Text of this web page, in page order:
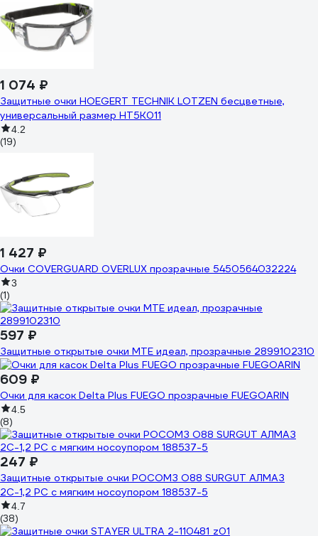
1 074 ₽
Защитные очки HOEGERT TECHNIK LOTZEN бесцветные,
универсальный размер HT5K011
4.2
(19)
1 427 ₽
Очки COVERGUARD OVERLUX прозрачные 5450564032224
3
(1)
597 ₽
Защитные открытые очки MTE идеал, прозрачные 2899102310
609 ₽
Очки для касок Delta Plus FUEGO прозрачные FUEGOARIN
4.5
(8)
247 ₽
Защитные открытые очки РОСОМЗ О88 SURGUT АЛМАЗ
2С-1,2 PC с мягким носоупором 188537-5
4.7
(38)